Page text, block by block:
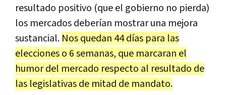
resultado positivo (que el gobierno no pierda)
los mercados deberían mostrar una mejora
sustancial. Nos quedan 44 días para las
elecciones o 6 semanas, que marcaran el
humor del mercado respecto al resultado de
las legislativas de mitad de mandato.